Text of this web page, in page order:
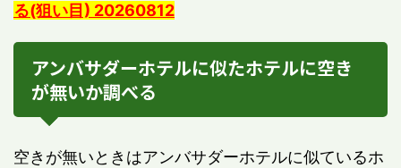
る(狙い目) 20260812
アンバサダーホテルに似たホテルに空き
が無いか調べる
空きが無いときはアンバサダーホテルに似ているホ